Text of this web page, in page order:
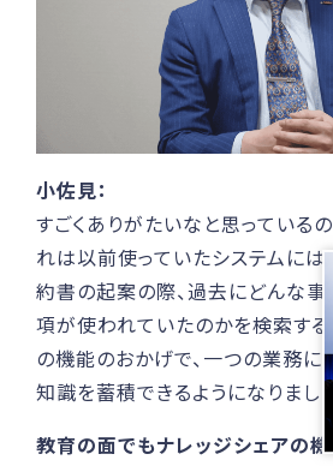
小佐見：
すごくありがたいなと思っている
れは以前使っていたシステムには
約書の起案の際、過去にどんな
項が使われていたのかを検索する
の機能のおかげで、一つの業務
知識を蓄積できるようになりまし
教育の面でもナレッジシェアの